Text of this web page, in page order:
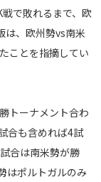
で敗れるまで、欧
は、欧州勢vs南米
ことを指摘してい
トーナメント合わ
合も含めれば4試
合は南米勢が勝
はポルトガルのみ